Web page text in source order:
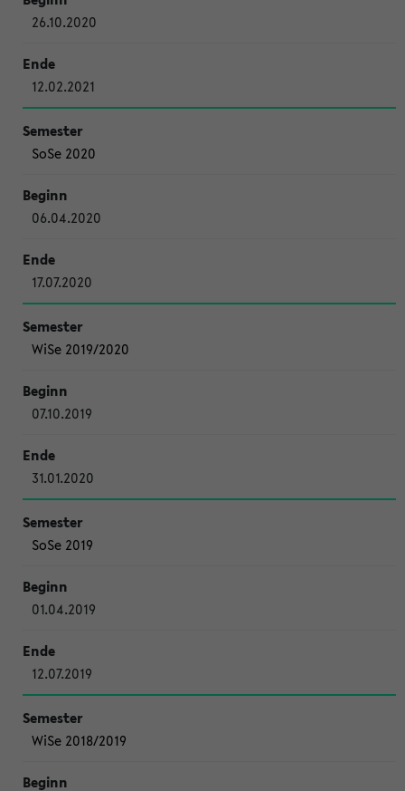
26.10.2020
12.02.2021
SoSe 2020
06.04.2020
17.07.2020
WiSe 2019/2020
07.10.2019
31.01.2020
SoSe 2019
01.04.2019
12.07.2019
WiSe 2018/2019